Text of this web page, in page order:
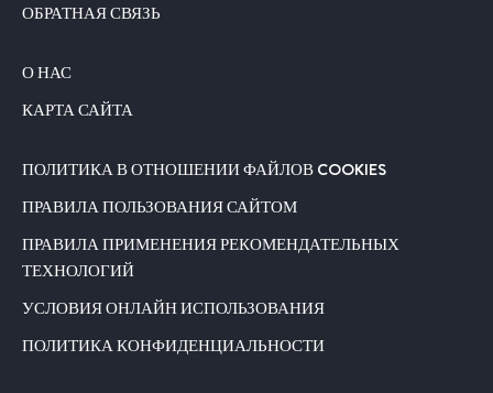
ОБРАТНАЯ СВЯЗЬ
О НАС
КАРТА САЙТА
ПОЛИТИКА В ОТНОШЕНИИ ФАЙЛОВ COOKIES
ПРАВИЛА ПОЛЬЗОВАНИЯ САЙТОМ
ПРАВИЛА ПРИМЕНЕНИЯ РЕКОМЕНДАТЕЛЬНЫХ
ТЕХНОЛОГИЙ
УСЛОВИЯ ОНЛАЙН ИСПОЛЬЗОВАНИЯ
ПОЛИТИКА КОНФИДЕНЦИАЛЬНОСТИ